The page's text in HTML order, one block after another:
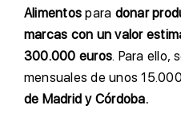
Alimentospara donar
marcas con un valor
300.000 euros. Para ello,
mensuales de unos
de Madrid y Córdoba.